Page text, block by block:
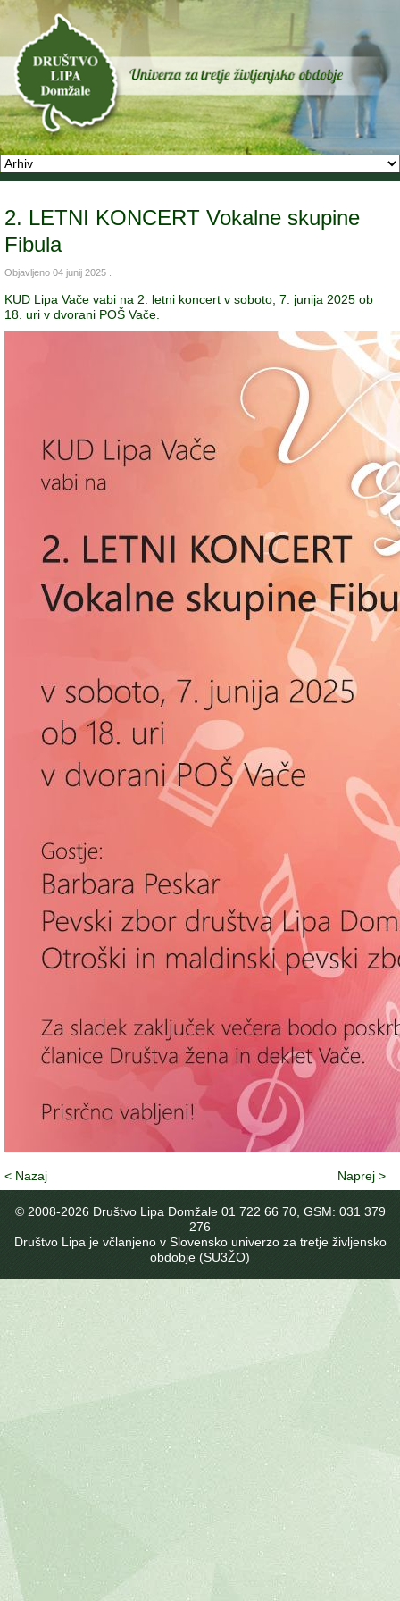
2. LETNI KONCERT Vokalne skupine
Fibula
Objavljeno 04 junij 2025
KUD Lipa Vače vabi na 2. letni koncert v soboto, 7. junija 2025 ob
18. uri v dvorani POŠ Vače.
< Nazaj Naprej >
© 2008-2026 Društvo Lipa Domžale 01 722 66 70, GSM: 031 379
276
Društvo Lipa je včlanjeno v Slovensko univerzo za tretje življensko
obdobje (SU3ŽO)